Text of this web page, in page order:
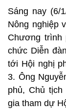
Sáng nay (6/
Nông nghiệp
Chương trình
chức Diễn
tới Hội nghị
3. Ông
phủ, Chủ
gia tham dự